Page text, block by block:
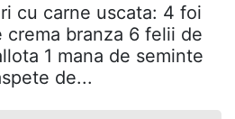
cu carne uscata: 4 foi
branza 6 felii de
1 mana de seminte
de...